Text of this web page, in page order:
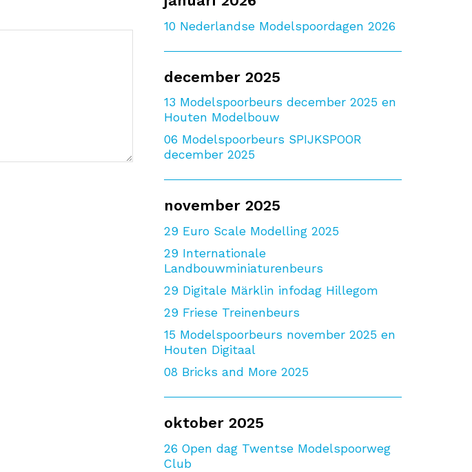
10 Nederlandse Modelspoordagen 2026
december 2025
13 Modelspoorbeurs december 2025 en
Houten Modelbouw
06 Modelspoorbeurs SPIJKSPOOR
december 2025
november 2025
29 Euro Scale Modelling 2025
29 Internationale
Landbouwminiaturenbeurs
29 Digitale Märklin infodag Hillegom
29 Friese Treinenbeurs
15 Modelspoorbeurs november 2025 en
Houten Digitaal
08 Bricks and More 2025
oktober 2025
26 Open dag Twentse Modelspoorweg
Club